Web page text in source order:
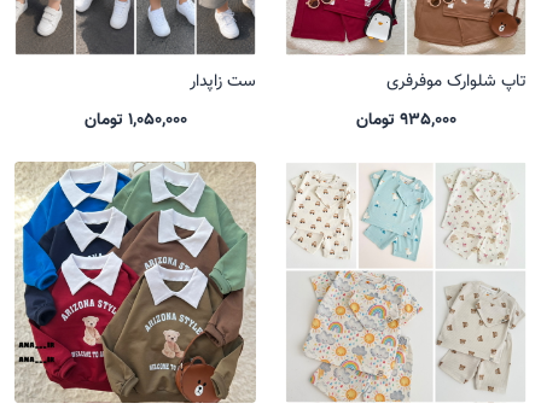
تاپ شلوارک موفرفری
935,000 تومان
ست زاپدار
1,050,000 تومان